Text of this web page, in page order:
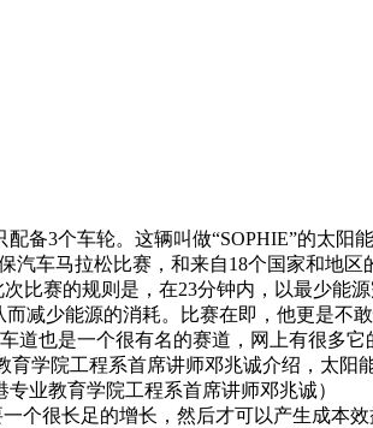
备3个车轮。这辆叫做“SOPHIE”的太阳
车马拉松比赛，和来自18个国家和地
的规则是，在23分钟内，以最少能源
而减少能源的消耗。比赛在即，他更
是一个很有名的赛道，网上有很多它
院工程系首席讲师邓兆诚介绍，太阳
业教育学院工程系首席讲师邓兆诚）
一个很长足的增长，然后才可以产生